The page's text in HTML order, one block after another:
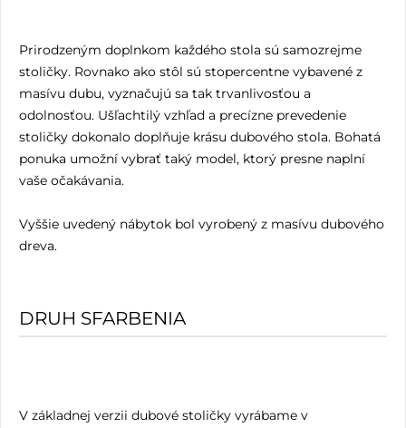
Prirodzeným doplnkom každého stola sú samozrejme
stoličky. Rovnako ako stôl sú stopercentne vybavené z
masívu dubu, vyznačujú sa tak trvanlivosťou a
odolnosťou. Ušľachtilý vzhľad a precízne prevedenie
stoličky dokonalo doplňuje krásu dubového stola. Bohatá
ponuka umožní vybrať taký model, ktorý presne naplní
vaše očakávania.
Vyššie uvedený nábytok bol vyrobený z masívu dubového
dreva.
DRUH SFARBENIA
V základnej verzii dubové stoličky vyrábame v